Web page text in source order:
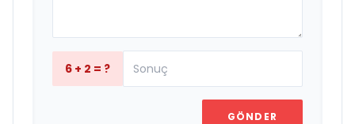
6 + 2 = ?
GÖNDER